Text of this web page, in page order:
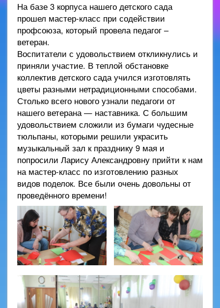
На базе 3 корпуса нашего детского сада
прошел мастер-класс при содействии
профсоюза, который провела педагог –
ветеран.
Воспитатели с удовольствием откликнулись и
приняли участие. В теплой обстановке
коллектив детского сада учился изготовлять
цветы разными нетрадиционными способами.
Столько всего нового узнали педагоги от
нашего ветерана — наставника. С большим
удовольствием сложили из бумаги чудесные
тюльпаны, которыми решили украсить
музыкальный зал к празднику 9 мая и
попросили Ларису Александровну прийти к нам
на мастер-класс по изготовлению разных
видов поделок. Все были очень довольны от
проведённого времени!